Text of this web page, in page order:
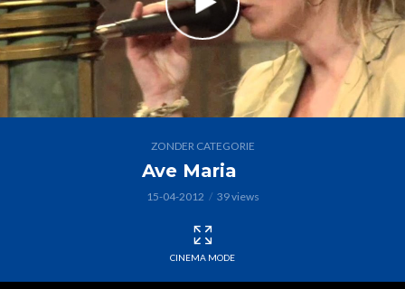
ZONDER CATEGORIE
Ave Maria
15-04-2012 39 views
CINEMA MODE